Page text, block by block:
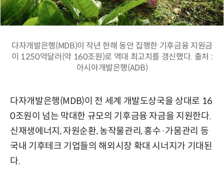
다자개발은행(MDB)이 작년 한해 동안 집행한 기후금융 지원금
이 1250억달러(약 160조원)로 역대 최고치를 갱신했다. 출처 :
아시아개발은행(ADB)
다자개발은행(MDB)이 전 세계 개발도상국을 상대로 16
0조원이 넘는 막대한 규모의 기후금융 자금을 지원한다.
신재생에너지, 자원순환, 농작물관리, 홍수·가뭄관리 등
국내 기후테크 기업들의 해외시장 확대 시너지가 기대된
다.